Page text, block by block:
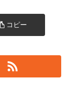
コピー